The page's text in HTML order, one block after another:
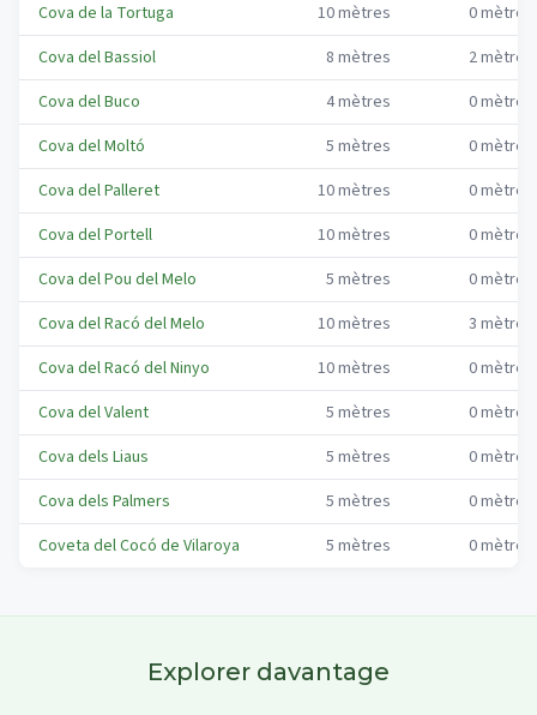
Cova de la Tortuga
10mètres 0mètres
Cova del Bassiol
8 mètres 2mètres
Cova del Buco
4mètres 0mètres
Cova del Moltó
5 mètres 0mètres
Cova del Palleret
10mètres 0mètres
Cova del Portell
10mètres 0mètres
Cova del Pou del Melo
5 mètres 0mètres
Cova del Racó del Melo
10mètres 3 mètres
Cova del Racó del Ninyo
10mètres 0mètres
Cova del Valent
5 mètres 0mètres
Cova dels Liaus
5 mètres 0mètres
Cova dels Palmers
5 mètres 0mètres
Coveta del Cocó de Vilaroya
5 mètres 0mètres
Explorer davantage